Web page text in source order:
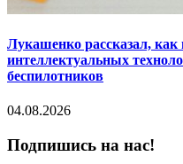
Лукашенко рассказал,
интеллектуальных
беспилотников
04.08.2026
Подпишись на нас!